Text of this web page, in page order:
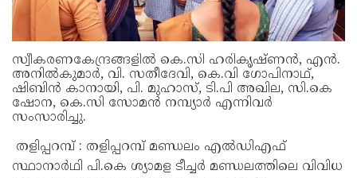
സ്വീകരണകേന്ദ്രങ്ങളിൽ കെ.സി ഹരികൃഷ്ണൻ, എൻ.
അനിൽകുമാർ, വി. സതീദേവി, കെ.വി ഗോപിനാഥ്,
ഷിബിൻ കാനായി, പി. മുഹാസ്, ടി.പി അഖില, സി.കെ
ഷോന, കെ.സി സോമൻ നമ്പ്യാർ എന്നിവർ
സംസാരിച്ചു.
തളിപ്പറമ്പ് : തളിപ്പറമ്പ് മണ്ഡലം എൽഡിഎഫ്
സ്ഥാനാർഥി പി.കെ ശ്യാമള ടീച്ചർ മണ്ഡലത്തിലെ വിവിധ